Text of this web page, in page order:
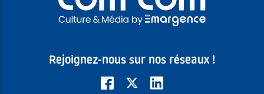
Rejoignez-nous sur nos réseaux !